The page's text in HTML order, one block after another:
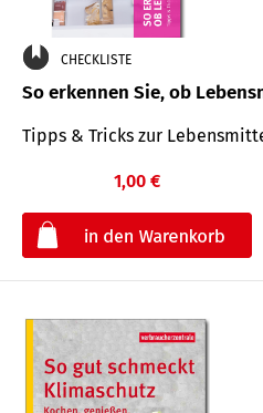
CHECKLISTE
So erkennen Sie, ob
Tipps & Tricks zur
1,00 €